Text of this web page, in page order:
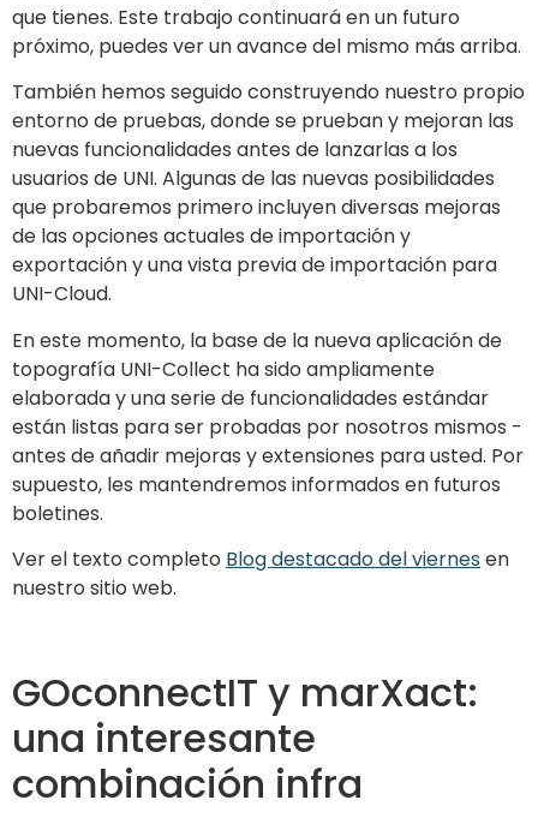
que tienes. Este trabajo continuará en un futuro
próximo, puedes ver un avance del mismo más arriba.
También hemos seguido construyendo nuestro propio
entorno de pruebas, donde se prueban y mejoran las
nuevas funcionalidades antes de lanzarlas a los
usuarios de UNI. Algunas de las nuevas posibilidades
que probaremos primero incluyen diversas mejoras
de las opciones actuales de importación y
exportación y una vista previa de importación para
UNI-Cloud.
En este momento, la base de la nueva aplicación de
topografía UNI-Collect ha sido ampliamente
elaborada y una serie de funcionalidades estándar
están listas para ser probadas por nosotros mismos -
antes de añadir mejoras y extensiones para usted. Por
supuesto, les mantendremos informados en futuros
boletines.
Ver el texto completo Blog destacado del viernes en
nuestro sitio web.
GOconnectIT y marXact:
una interesante
combinación infra